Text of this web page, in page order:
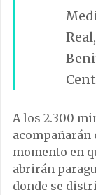
A los 2.300
acompañarán
momento en
abrirán
donde se